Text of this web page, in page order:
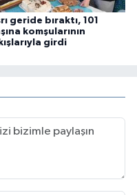
geride bıraktı, 101
komşularının
girdi